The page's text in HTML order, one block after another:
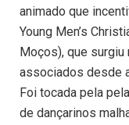
animado que
Young Men’s
Moços), que
associados desde
Foi tocada pela
de dançarinos